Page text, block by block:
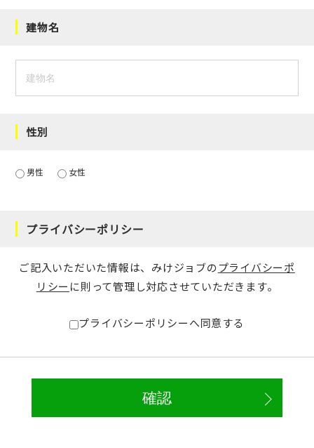
建物名
性別
男性 女性
プライバシーポリシー
ご記入いただいた情報は、みけジョブのプライバシーポ
リシー に則って管理し対応させていただきます。
プライバシーポリシーへ同意する